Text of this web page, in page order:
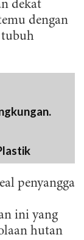
dekat
dengan
tubuh
penyangga
ini yang
hutan